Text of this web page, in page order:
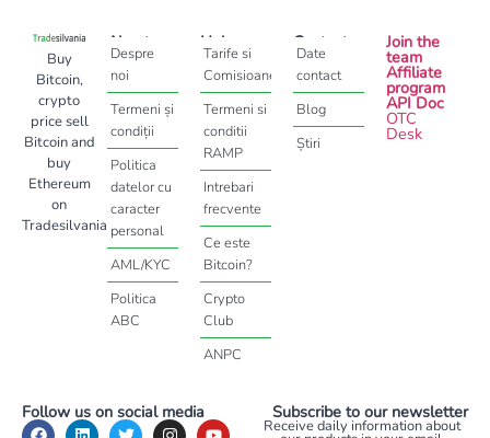
Buy
Bitcoin,
crypto
price sell
Bitcoin and
buy
Ethereum
on
Tradesilvania
About
Despre
noi
Termeni și
condiții
Politica
datelor cu
caracter
personal
AML/KYC
Politica
ABC
Help
Tarife si
Comisioane
Termeni si
conditii
RAMP
Intrebari
frecvente
Ce este
Bitcoin?
Crypto
Club
ANPC
Contact
Date
contact
Blog
Știri
Join the
team
Affiliate
program
API Doc
OTC
Desk
Follow us on social media Subscribe to our newsletter
Receive daily information about